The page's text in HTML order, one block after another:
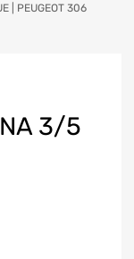
| PEUGEOT 306
3/5